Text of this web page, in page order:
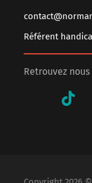
Référent
Retrouvez